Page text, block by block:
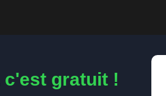
c'est gratuit !